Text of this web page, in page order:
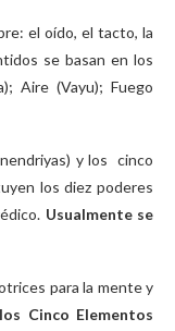
el oído, el tacto, la
se basan en los
Aire (Vayu); Fuego
y los cinco
los diez poderes
Usualmente se
para la mente y
Cinco Elementos